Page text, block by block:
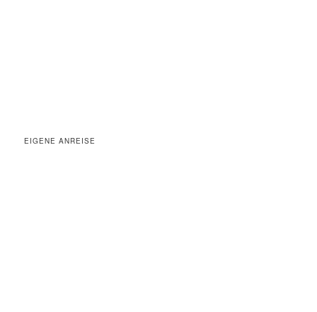
EIGENE ANREISE